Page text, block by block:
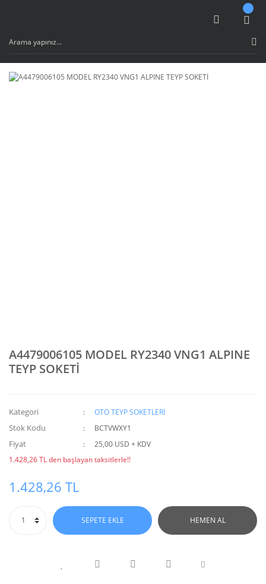
A4479006105 MODEL RY2340 VNG1 ALPINE
TEYP SOKETİ
Kategori OTO TEYP SOKETLERİ
Stok Kodu BCTVWXY1
Fiyat
25,00 USD + KDV
1.428,26 TL den başlayan taksitlerle!!
1.428,26 TL
SEPETE EKLE HEMEN AL